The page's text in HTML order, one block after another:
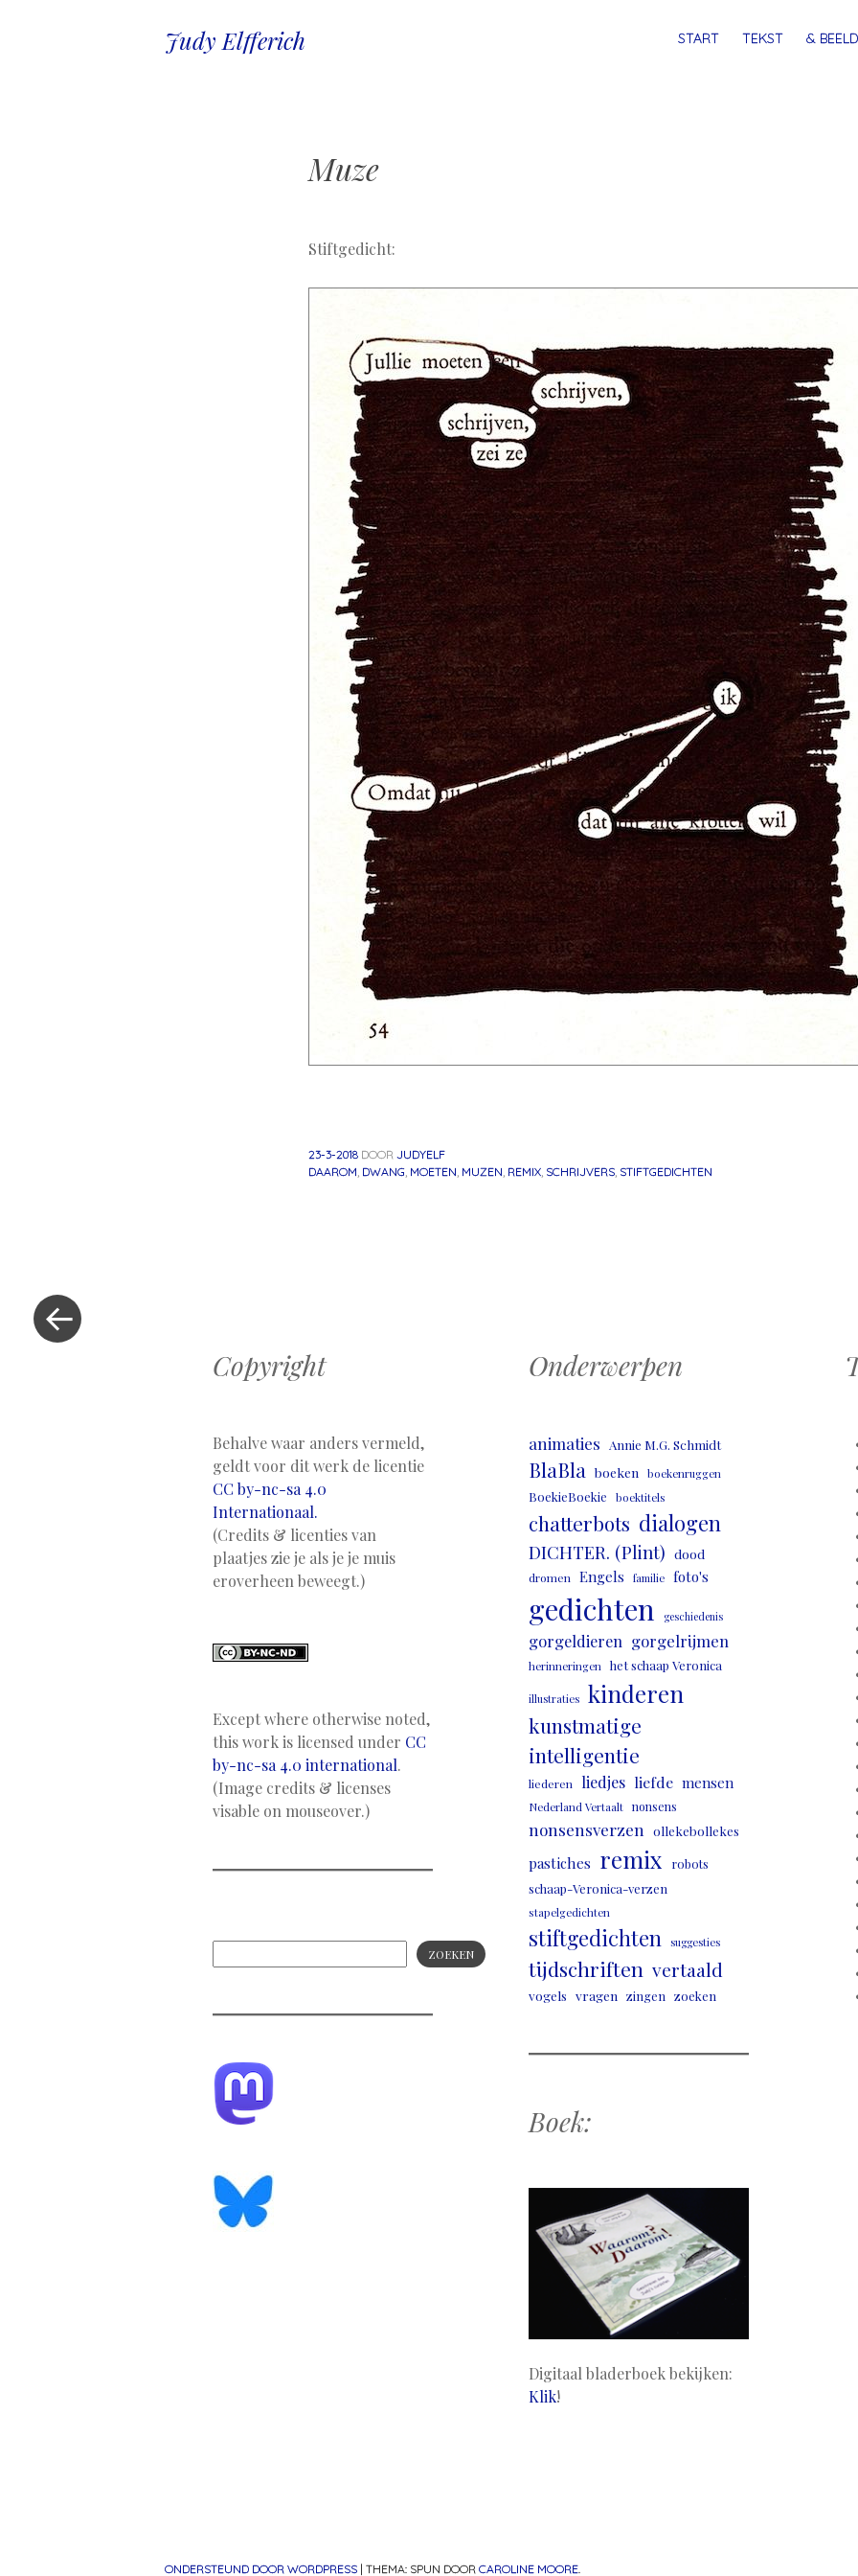
Judy Elfferich MENU
SPRINGSTART TEKST & BEELD
Muze
Stiftgedicht:
23-3-2018 DOOR JUDYELF
DAAROM, DWANG, MOETEN, MUZEN, REMIX, SCHRIJVERS, STIFTGEDICHTEN
Vorig
bericht
Copyright
Behalve waar anders vermeld,
geldt voor dit werk de licentie
CC by-nc-sa 4.0
Internationaal.
(Credits & licenties van
plaatjes zie je als je je muis
eroverheen beweegt.)
Except where otherwise noted,
this work is licensed under CC
by-nc-sa 4.0 international.
(Image credits & licenses
visable on mouseover.)
ZOEKEN
Onderwerpen
animaties Annie M.G. Schmidt
BlaBla boeken boekenruggen
BoekieBoekie boektitels
chatterbots dialogen
DICHTER. (Plint) dood
dromen Engels familie foto's
gedichten geschiedenis
gorgeldieren gorgelrijmen
herinneringen het schaap Veronica
illustraties kinderen
kunstmatige
intelligentie
liederen liedjes liefde mensen
Nederland Vertaalt nonsens
nonsensverzen ollekebollekes
pastiches remix
robots
schaap-Veronica-verzen
stapelgedichten
stiftgedichten suggesties
tijdschriften vertaald
vogels vragen zingen zoeken
Boek:
Digitaal bladerboek bekijken:
Klik!
ONDERSTEUND DOOR WORDPRESS | THEMA: SPUN DOOR CAROLINE MOORE.